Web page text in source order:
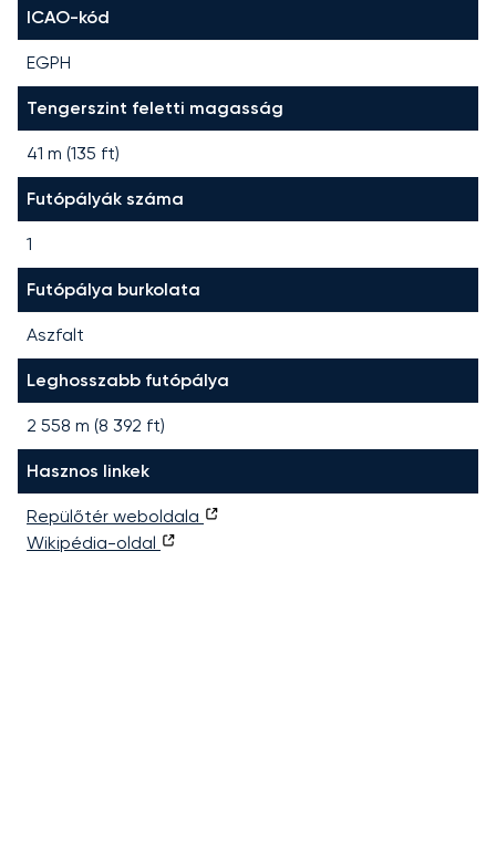
ICAO-kód
EGPH
Tengerszint feletti magasság
41 m (135 ft)
Futópályák száma
1
Futópálya burkolata
Aszfalt
Leghosszabb futópálya
2 558 m (8 392 ft)
Hasznos linkek
Repülőtér weboldala
Wikipédia-oldal